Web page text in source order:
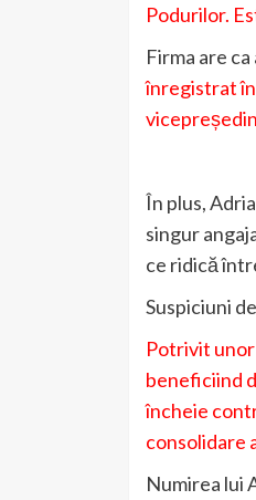
Podurilor.
Firma are
înregistrat în
În plus,
singur
ce ridică
Suspiciuni
Potrivit unor
beneficiind
încheie
consolidare
Numirea lui